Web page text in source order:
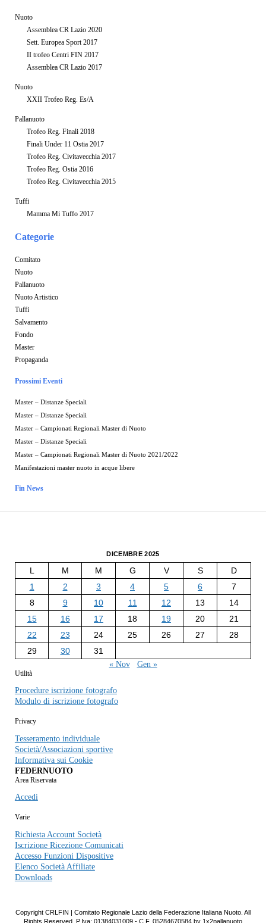
Nuoto
Assemblea CR Lazio 2020
Sett. Europea Sport 2017
II trofeo Centri FIN 2017
Assemblea CR Lazio 2017
Nuoto
XXII Trofeo Reg. Es/A
Pallanuoto
Trofeo Reg. Finali 2018
Finali Under 11 Ostia 2017
Trofeo Reg. Civitavecchia 2017
Trofeo Reg. Ostia 2016
Trofeo Reg. Civitavecchia 2015
Tuffi
Mamma Mi Tuffo 2017
Categorie
Comitato
Nuoto
Pallanuoto
Nuoto Artistico
Tuffi
Salvamento
Fondo
Master
Propaganda
Prossimi Eventi
Master – Distanze Speciali
Master – Distanze Speciali
Master – Campionati Regionali Master di Nuoto
Master – Distanze Speciali
Master – Campionati Regionali Master di Nuoto 2021/2022
Manifestazioni master nuoto in acque libere
Fin News
DICEMBRE 2025
L M M G V S
D
1
2 3 4 5 6
7
8
9 10 11 12 13
14
15
16 17 18 19 20
21
22
23 24 25 26 27
28
29
30 31
« Nov Gen »
Utilità
Procedure iscrizione fotografo
Modulo di iscrizione fotografo
Privacy
Tesseramento individuale
Società/Associazioni sportive
Informativa sui Cookie
FEDERNUOTO
Area Riservata
Accedi
Varie
Richiesta Account Società
Iscrizione Ricezione Comunicati
Accesso Funzioni Dispositive
Elenco Società Affiliate
Downloads
Copyright CRLFIN | Comitato Regionale Lazio della Federazione Italiana Nuoto. All
Rights Reserved. P.Iva: 01384031009 - C.F. 05284670584 by 1x2pallanuoto